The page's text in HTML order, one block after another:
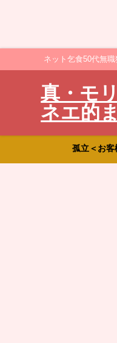
ネット乞食50代無
真・モ
ネエ的
孤立＜お客